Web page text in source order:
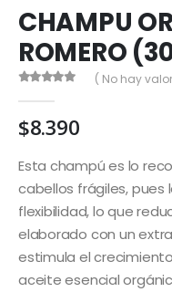
CHAMPU
ROMERO
( No hay
$8.390
Esta champú es lo
cabellos frágiles,
flexibilidad, lo que
elaborado con un
estimula el
aceite esencial